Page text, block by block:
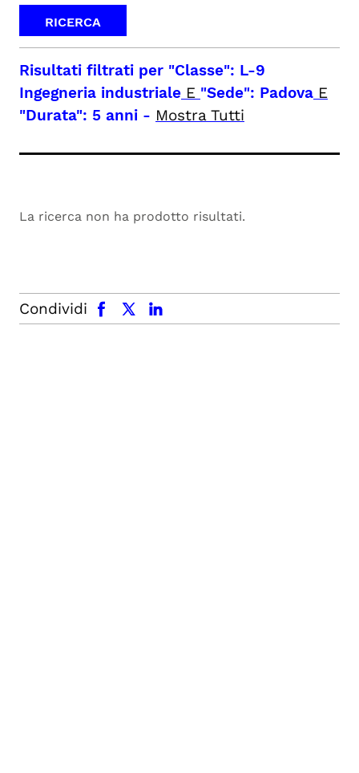
Risultati filtrati per "Classe": L-9
Ingegneria industriale E "Sede": Padova E
"Durata": 5 anni - Mostra Tutti
La ricerca non ha prodotto risultati.
Condividi
facebook x.com linkedin